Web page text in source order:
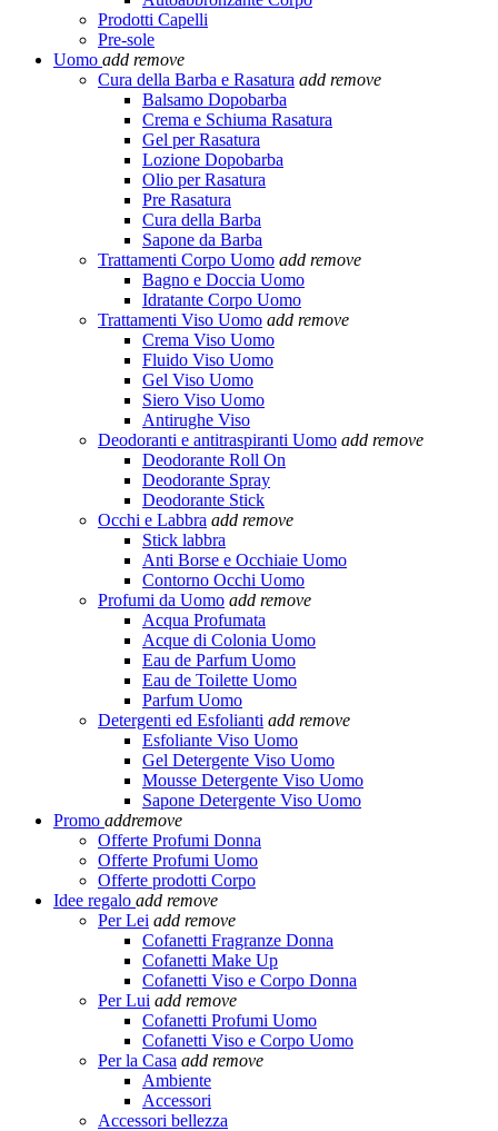
Prodotti Capelli
Pre-sole
Uomo add remove
Cura della Barba e Rasatura add remove
Balsamo Dopobarba
Crema e Schiuma Rasatura
Gel per Rasatura
Lozione Dopobarba
Olio per Rasatura
Pre Rasatura
Cura della Barba
Sapone da Barba
Trattamenti Corpo Uomo add remove
Bagno e Doccia Uomo
Idratante Corpo Uomo
Trattamenti Viso Uomo add remove
Crema Viso Uomo
Fluido Viso Uomo
Gel Viso Uomo
Siero Viso Uomo
Antirughe Viso
Deodoranti e antitraspiranti Uomo add remove
Deodorante Roll On
Deodorante Spray
Deodorante Stick
Occhi e Labbra add remove
Stick labbra
Anti Borse e Occhiaie Uomo
Contorno Occhi Uomo
Profumi da Uomo add remove
Acqua Profumata
Acque di Colonia Uomo
Eau de Parfum Uomo
Eau de Toilette Uomo
Parfum Uomo
Detergenti ed Esfolianti add remove
Esfoliante Viso Uomo
Gel Detergente Viso Uomo
Mousse Detergente Viso Uomo
Sapone Detergente Viso Uomo
Promo addremove
Offerte Profumi Donna
Offerte Profumi Uomo
Offerte prodotti Corpo
Idee regalo add remove
Per Lei add remove
Cofanetti Fragranze Donna
Cofanetti Make Up
Cofanetti Viso e Corpo Donna
Per Lui add remove
Cofanetti Profumi Uomo
Cofanetti Viso e Corpo Uomo
Per la Casa add remove
Ambiente
Accessori
Accessori bellezza